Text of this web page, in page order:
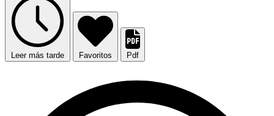
Leer más tarde Favoritos Pdf